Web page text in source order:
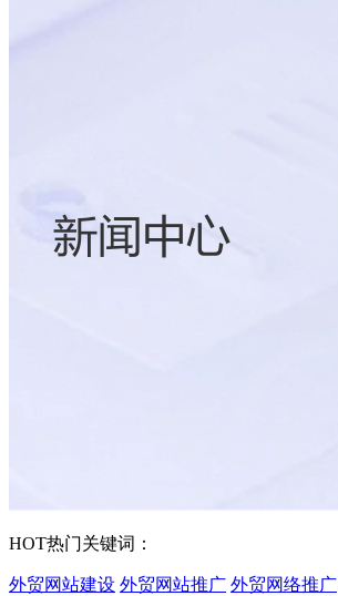
HOT热门关键词：
外贸网站建设 外贸网站推广 外贸网络推广